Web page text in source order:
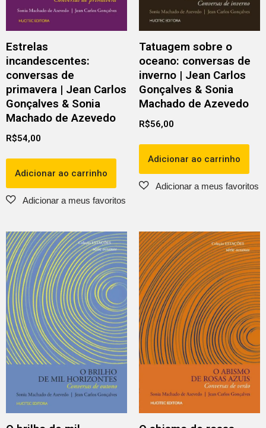
Estrelas
incandescentes:
conversas de
primavera | Jean Carlos
Gonçalves & Sonia
Machado de Azevedo
R$54,00
Adicionar ao carrinho
Tatuagem sobre o
oceano: conversas de
inverno | Jean Carlos
Gonçalves & Sonia
Machado de Azevedo
R$56,00
Adicionar ao carrinho